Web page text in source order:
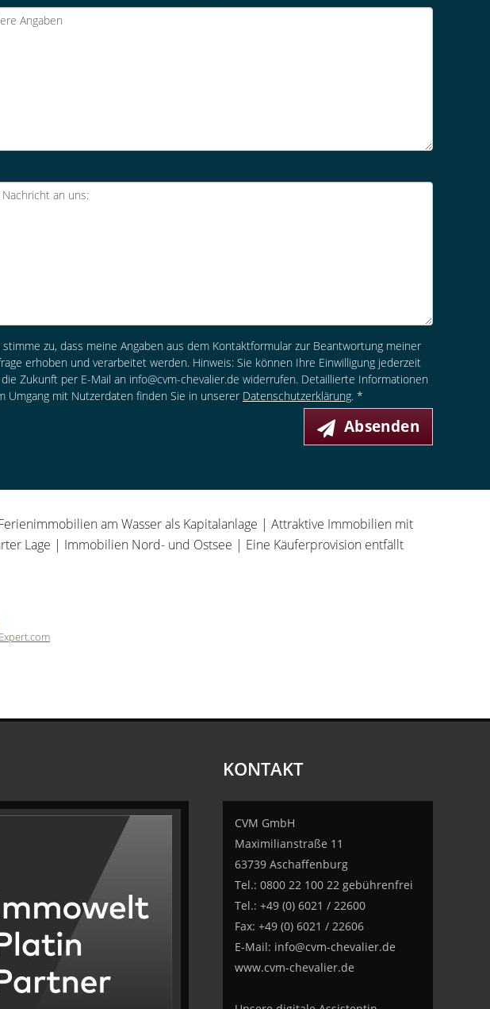
stimme zu, dass meine Angaben aus dem Kontaktformular zur Beantwortung meiner
erhoben und verarbeitet werden. Hinweis: Sie können Ihre Einwilligung jederzeit
Zukunft per E-Mail an info@cvm-chevalier.de widerrufen. Detaillierte Informationen
Umgang mit Nutzerdaten finden Sie in unserer Datenschutzerklärung. *
Absenden
am Wasser als Kapitalanlage | Attraktive Immobilien mit
Lage | Immobilien Nord- und Ostsee | Eine Käuferprovision entfällt
KONTAKT
CVM GmbH
Maximilianstraße 11
63739 Aschaffenburg
Tel.: 0800 22 100 22 gebührenfrei
Tel.: +49 (0) 6021 / 22600
Fax: +49 (0) 6021 / 22606
E-Mail: info@cvm-chevalier.de
www.cvm-chevalier.de